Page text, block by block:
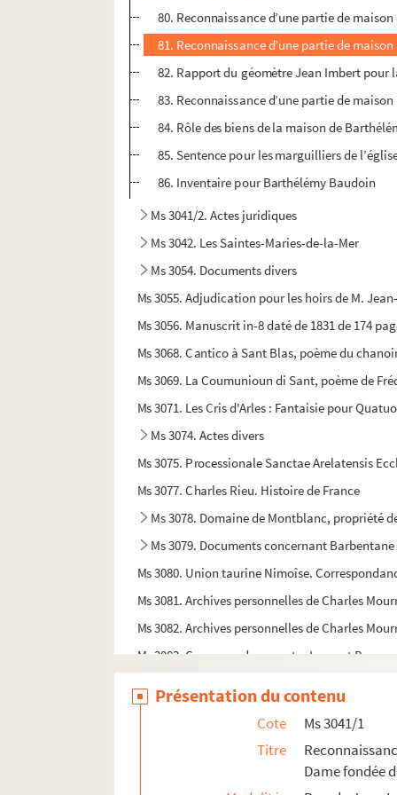
80. Reconnaissance d’une partie de
81. Reconnaissance d’une partie de
82. Rapport du géomètre Jean Imbert pour
83. Reconnaissance d’une partie de
84. Rôle des biens de la maison de
85. Sentence pour les marguilliers de
86. Inventaire pour Barthélémy Baudoin
Ms 3041/2. Actes juridiques
Ms 3042. Les Saintes-Maries-de-la-Mer
Ms 3054. Documents divers
Ms 3055. Adjudication pour les hoirs de M.
Ms 3056. Manuscrit in-8 daté de 1831 de 174
Ms 3068. Cantico à Sant Blas, poème du
Ms 3069. La Coumunioun di Sant, poème de
Ms 3071. Les Cris d'Arles : Fantaisie pour
Ms 3074. Actes divers
Ms 3075. Processionale Sanctae Arelatensis
Ms 3077. Charles Rieu. Histoire de France
Ms 3078. Domaine de Montblanc, propriété
Ms 3079. Documents concernant Barbentane
Ms 3080. Union taurine Nimoîse.
Ms 3081. Archives personnelles de Charles
Ms 3082. Archives personnelles de Charles
Ms 3083. Correspondance entre Laurent
Ms 3129. Registre de billets de nolis. Port d'Arles
Ms 3131. Ateliers du chemin de fer P.L.M d’Arles
Présentation du contenu
Cote
Ms 3041/1
Titre
Dame fondée